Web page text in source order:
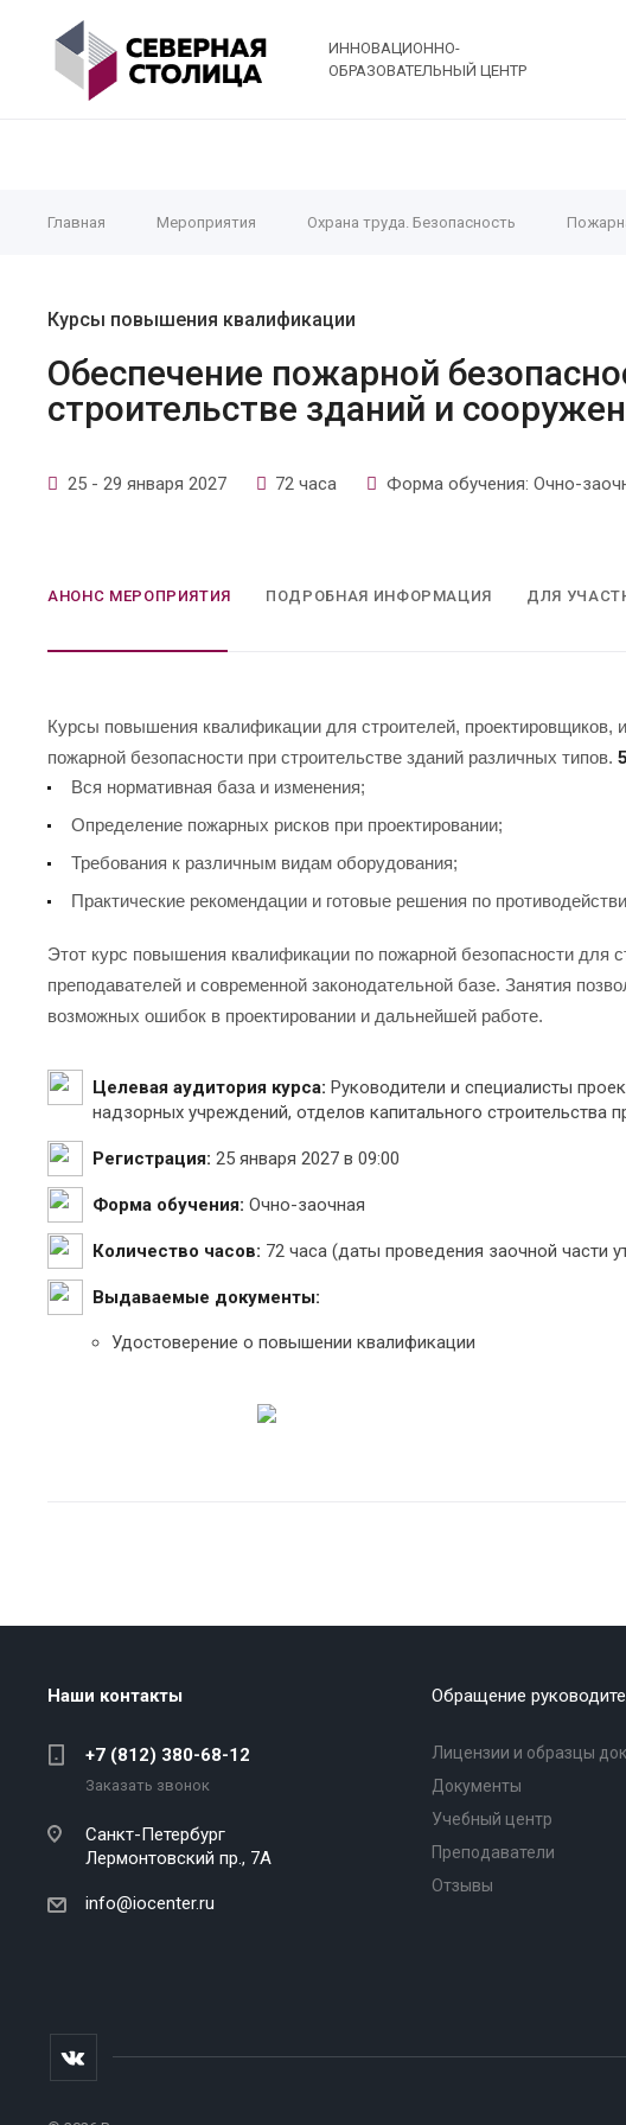
ИННОВАЦИОННО-
ОБРАЗОВАТЕЛЬНЫЙ ЦЕНТР
Главная Мероприятия Охрана труда. Безопасность
Курсы повышения квалификации
Обеспечение пожарной
строительстве зданий и
25 - 29 января 2027 72 часа Форма обучения: Очно-
АНОНС МЕРОПРИЯТИЯ ПОДРОБНАЯ ИНФОРМАЦИЯ ДЛЯ
Курсы повышения квалификации для строителей, проектировщиков,
пожарной безопасности при строительстве зданий различных типов.
Вся нормативная база и изменения;
Определение пожарных рисков при проектировании;
Требования к различным видам оборудования;
Практические рекомендации и готовые решения по
Этот курс повышения квалификации по пожарной безопасности для
преподавателей и современной законодательной базе. Занятия
возможных ошибок в проектировании и дальнейшей работе.
Целевая аудитория курса: Руководители и специалисты
надзорных учреждений, отделов капитального строительства
Регистрация: 25 января 2027 в 09:00
Форма обучения: Очно-заочная
Количество часов: 72 часа (даты проведения заочной части
Выдаваемые документы:
Удостоверение о повышении квалификации
Наши контакты
+7 (812) 380-68-12
Заказать звонок
Санкт-Петербург
Лермонтовский пр., 7А
info@iocenter.ru
Обращение
Лицензии и образцы
Документы
Учебный центр
Преподаватели
Отзывы